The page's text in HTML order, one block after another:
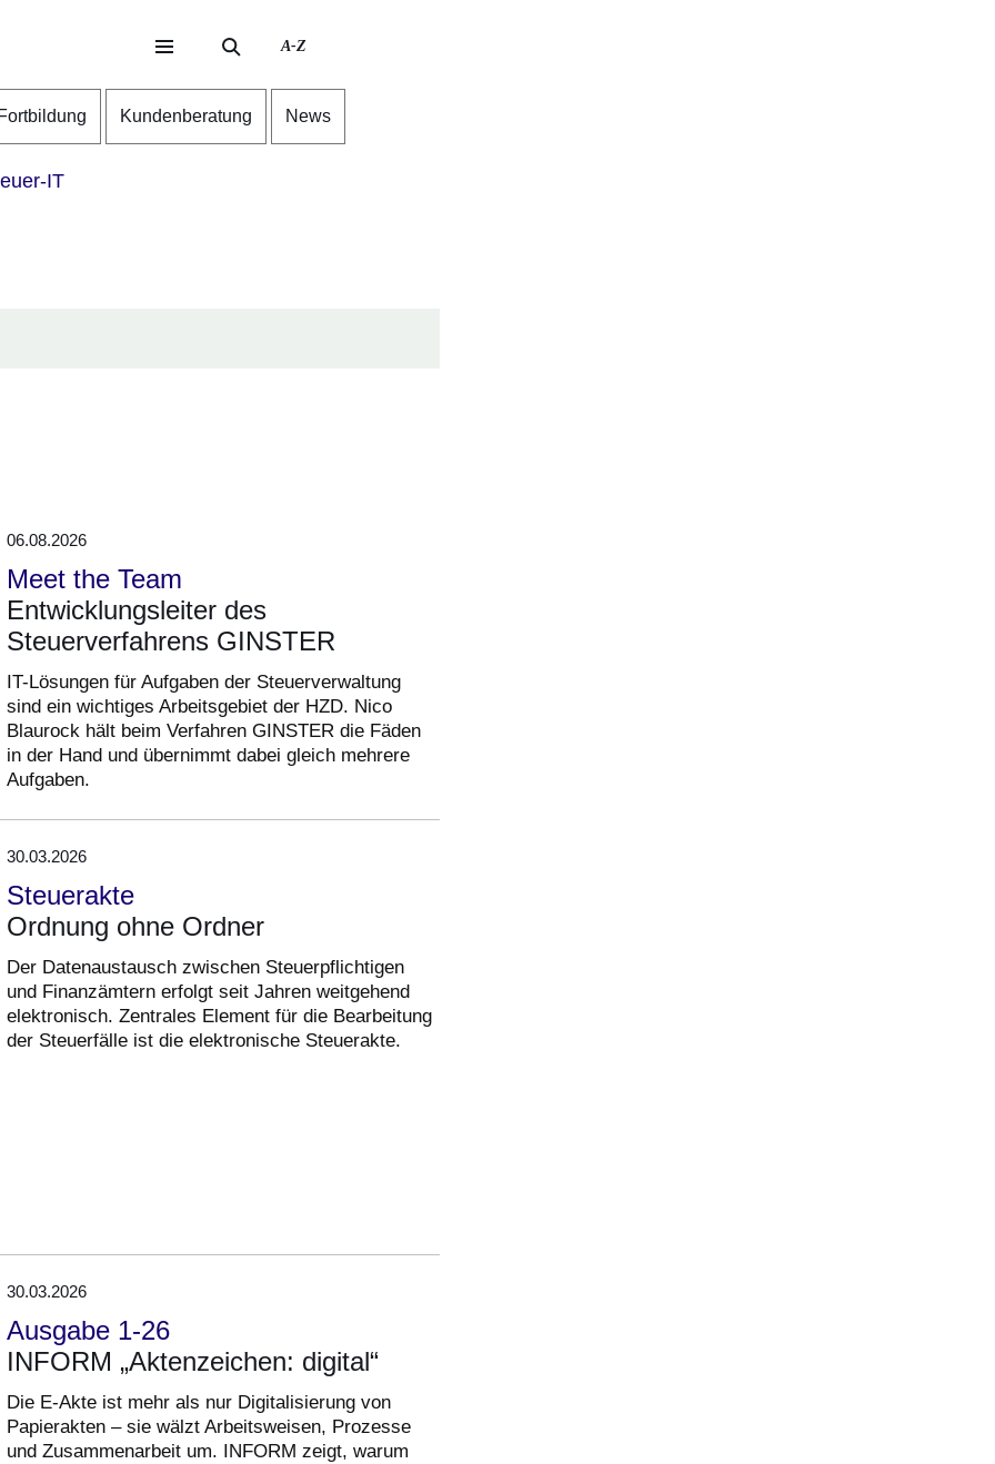
A-Z
Kundenberatung News
IT
06.08.2026
Meet the Team
Entwicklungsleiter des
Steuerverfahrens GINSTER
IT-Lösungen für Aufgaben der Steuerverwaltung
sind ein wichtiges Arbeitsgebiet der HZD. Nico
Blaurock hält beim Verfahren GINSTER die Fäden
in der Hand und übernimmt dabei gleich mehrere
Aufgaben.
30.03.2026
Steuerakte
Ordnung ohne Ordner
Der Datenaustausch zwischen Steuerpflichtigen
und Finanzämtern erfolgt seit Jahren weitgehend
elektronisch. Zentrales Element für die Bearbeitung
der Steuerfälle ist die elektronische Steuerakte.
30.03.2026
Ausgabe 1-26
INFORM „Aktenzeichen: digital“
Die E-Akte ist mehr als nur Digitalisierung von
Papierakten – sie wälzt Arbeitsweisen, Prozesse
und Zusammenarbeit um. INFORM zeigt, warum